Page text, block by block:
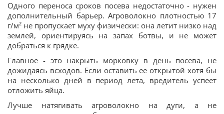
Одного переноса сроков посева недостаточно - нужен
дополнительный барьер. Агроволокно плотностью 17
г/м² не пропускает муху физически: она летит низко над
землей, ориентируясь на запах ботвы, и не может
добраться к грядке.
Главное - это накрыть морковку в день посева, не
дожидаясь всходов. Если оставить ее открытой хотя бы
на несколько дней в период лета, вредитель успеет
отложить яйца.
Лучше натягивать агроволокно на дуги, а не